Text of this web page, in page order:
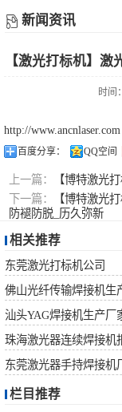
新闻资讯
【激光打标机】
时间
http://www.ancnlaser.com
百度分享： QQ空间
上一篇：
【博特激光
下一篇：
【博特激光
防褪防脱_历久弥新
相关推荐
东莞激光打标机公司
佛山光纤传输焊接机生
汕头YAG焊接机生产厂
珠海激光器连续焊接机
东莞激光器手持焊接机
栏目推荐